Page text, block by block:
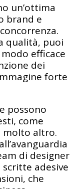
un’ottima
brand e
qualità, puoi
efficace
dei
forte
possono
come
molto altro.
di designer
adesive
che